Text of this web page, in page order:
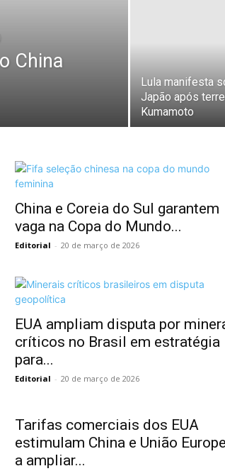
China
Lula manifesta
Japão após
Kumamoto
China e Coreia do Sul garantem
vaga na Copa do Mundo...
Editorial - 20 de março de 2026
EUA ampliam disputa por
críticos no Brasil em estratégia
para...
Editorial - 20 de março de 2026
Tarifas comerciais dos EUA
estimulam China e União
a ampliar...